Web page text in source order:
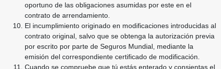
oportuno de las obligaciones asumidas por este en el
contrato de arrendamiento.
El incumplimiento originado en modificaciones introducidas al
contrato original, salvo que se obtenga la autorización previa
por escrito por parte de Seguros Mundial, mediante la
emisión del correspondiente certificado de modificación.
Cuando se compruebe que tú estás enterado y consientas el